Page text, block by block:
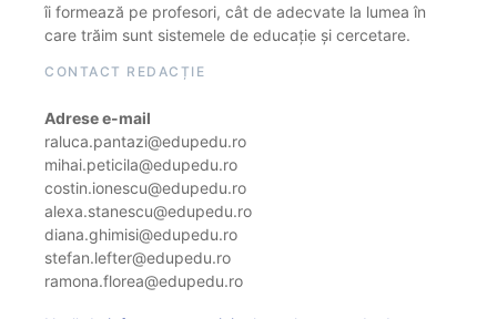
îi formează pe profesori, cât de adecvate la lumea în
care trăim sunt sistemele de educație și cercetare.
CONTACT REDACȚIE
Adrese e-mail
raluca.pantazi@edupedu.ro
mihai.peticila@edupedu.ro
costin.ionescu@edupedu.ro
alexa.stanescu@edupedu.ro
diana.ghimisi@edupedu.ro
stefan.lefter@edupedu.ro
ramona.florea@edupedu.ro